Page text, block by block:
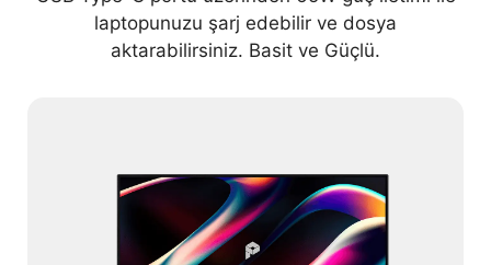
laptopunuzu şarj edebilir ve dosya
aktarabilirsiniz. Basit ve Güçlü.